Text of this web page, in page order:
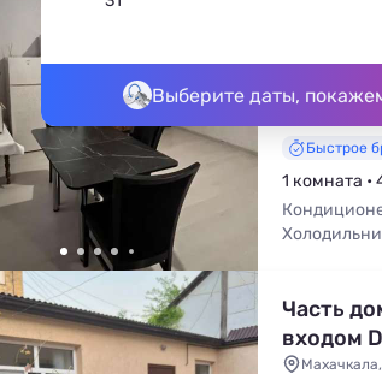
Выберите даты,
Быстрое
1 комната •
Часть
входом